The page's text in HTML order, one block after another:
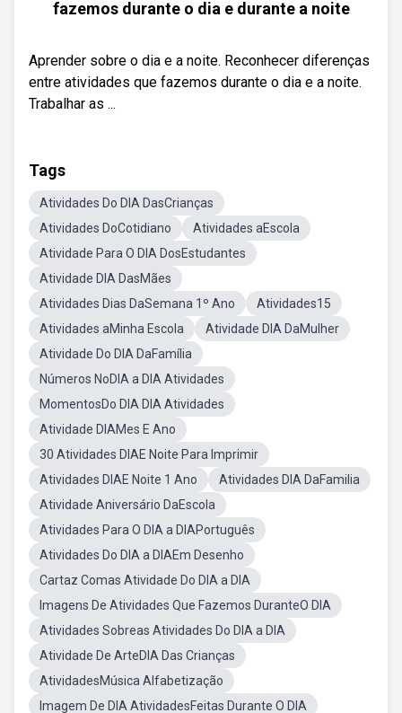
fazemos durante o dia e durante a noite
Aprender sobre o dia e a noite. Reconhecer diferenças
entre atividades que fazemos durante o dia e a noite.
Trabalhar as ...
Tags
Atividades Do DIA DasCrianças
Atividades DoCotidiano
Atividades aEscola
Atividade Para O DIA DosEstudantes
Atividade DIA DasMães
Atividades Dias DaSemana 1º Ano
Atividades15
Atividades aMinha Escola
Atividade DIA DaMulher
Atividade Do DIA DaFamília
Números NoDIA a DIA Atividades
MomentosDo DIA DIA Atividades
Atividade DIAMes E Ano
30 Atividades DIAE Noite Para Imprimir
Atividades DIAE Noite 1 Ano
Atividades DIA DaFamilia
Atividade Aniversário DaEscola
Atividades Para O DIA a DIAPortuguês
Atividades Do DIA a DIAEm Desenho
Cartaz Comas Atividade Do DIA a DIA
Imagens De Atividades Que Fazemos DuranteO DIA
Atividades Sobreas Atividades Do DIA a DIA
Atividade De ArteDIA Das Crianças
AtividadesMúsica Alfabetização
Imagem De DIA AtividadesFeitas Durante O DIA